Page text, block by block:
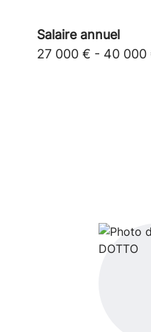
Salaire annuel
27 000 € - 40 000